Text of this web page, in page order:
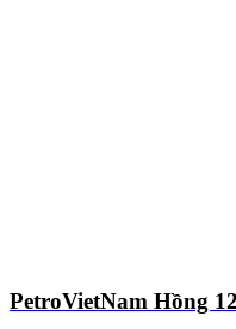
PetroVietNam Hồng